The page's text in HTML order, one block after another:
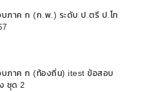
ภาค ก (ก.พ.) ระดับ ป.ตรี ป.โท
ภาค ก (ท้องถิ่น) itest ข้อสอบ
ชุด 2